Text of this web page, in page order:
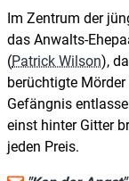
Im Zentrum der
das Anwalts-
(Patrick Wilson),
berüchtigte
Gefängnis
einst hinter Gitter
jeden Preis.